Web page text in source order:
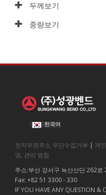
두께보기
중량보기
한국어
전자우편주소 무단수집거부 | 개
영, 관리 방침
주소:부산 강서구 녹산산단 262
Fax: +82 51 3300 - 330
IF YOU HAVE ANY QUESTION &